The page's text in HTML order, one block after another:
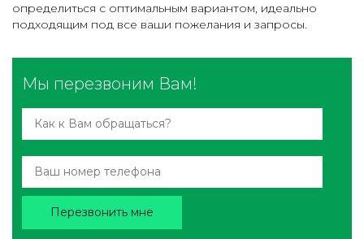
определиться с оптимальным вариантом, идеально
подходящим под все ваши пожелания и запросы.
Мы перезвоним Вам!
Перезвонить мне